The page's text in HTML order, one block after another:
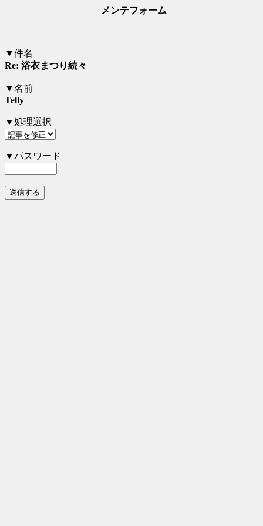
メンテフォーム
▼件名
Re: 浴衣まつり続々
▼名前
Telly
▼処理選択
▼パスワード